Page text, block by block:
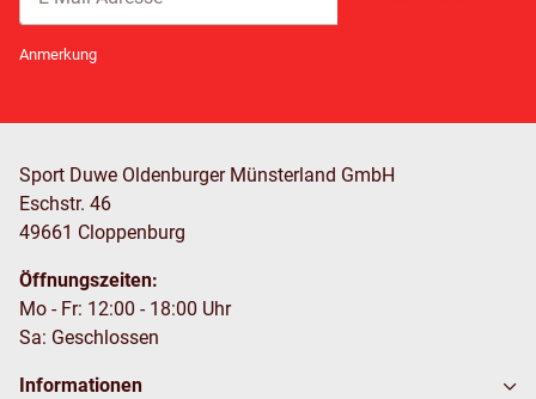
Anmerkung
Sport Duwe Oldenburger Münsterland GmbH
Eschstr. 46
49661 Cloppenburg
Öffnungszeiten:
Mo - Fr: 12:00 - 18:00 Uhr
Sa: Geschlossen
Informationen